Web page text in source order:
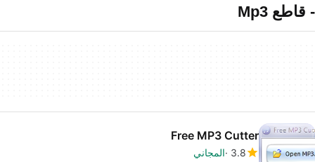
- قاطع Mp3
Free MP3 Cutter
3.8 المجاني